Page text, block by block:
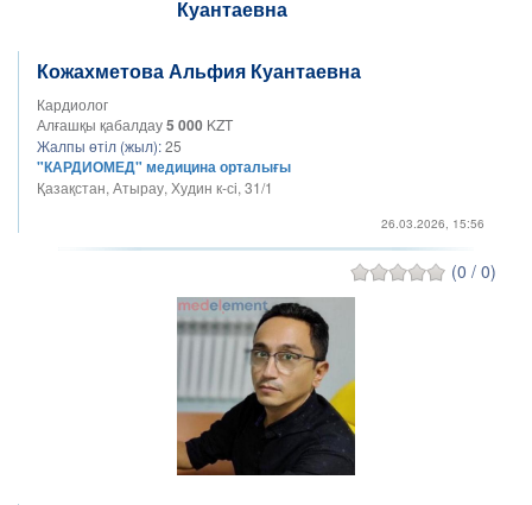
Кожахметова Альфия Куантаевна
Кардиолог
Алғашқы қабалдау5 000 KZT
Жалпы өтіл (жыл):25
"КАРДИОМЕД" медицина орталығы
Қазақстан, Атырау, Худин к-сі, 31/1
26.03.2026, 15:56
(0 / 0)